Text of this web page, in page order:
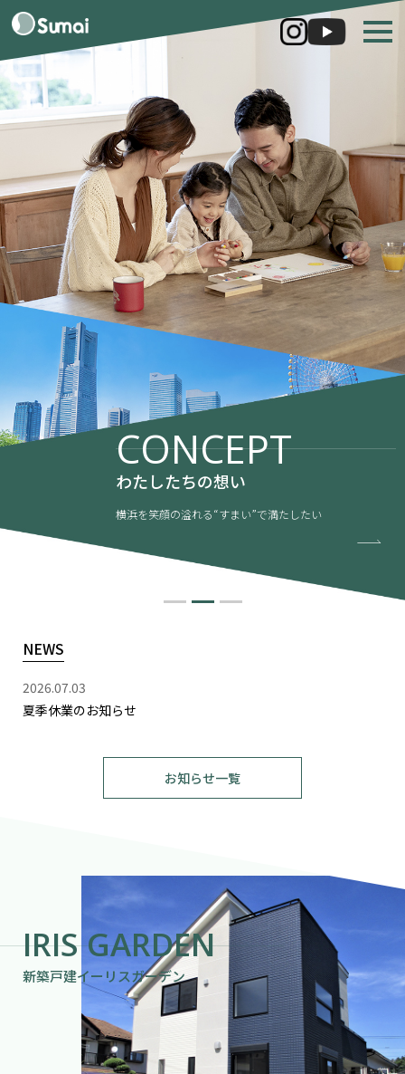
CONCEPT
わたしたちの想い
横浜を笑顔の溢れる“すまい”で満たしたい
NEWS
2026.07.03
夏季休業のお知らせ
お知らせ一覧
IRIS GARDEN
新築戸建イーリスガーデン